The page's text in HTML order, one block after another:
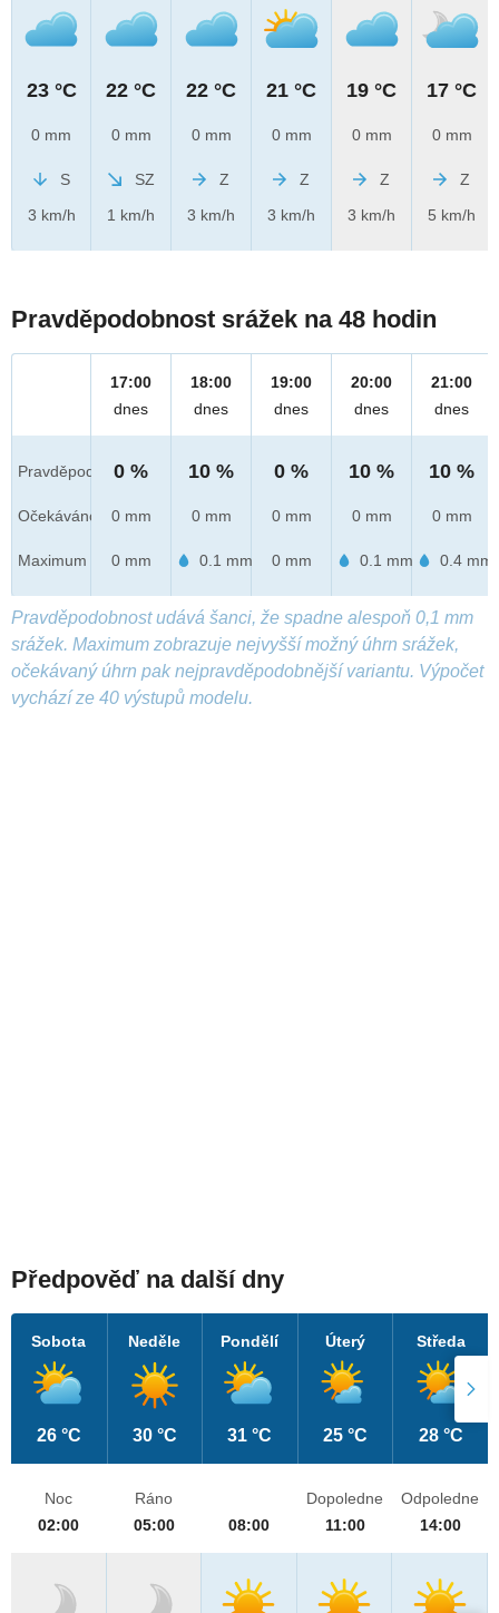
23 °C
0 mm
S
3 km/h
22 °C
0 mm
SZ
1 km/h
22 °C
0 mm
Z
3 km/h
21 °C
0 mm
Z
3 km/h
19 °C
0 mm
Z
3 km/h
17 °C
0 mm
Z
5 km/h
Pravděpodobnost srážek na 48 hodin
Pravděpod.
Očekáváno
Maximum
17:00
dnes
0 %
0 mm
0 mm
18:00
dnes
10 %
0 mm
0.1 mm
19:00
dnes
0 %
0 mm
0 mm
20:00
dnes
10 %
0 mm
0.1 mm
21:00
dnes
10 %
0 mm
0.4 mm
Pravděpodobnost udává šanci, že spadne alespoň 0,1 mm
srážek. Maximum zobrazuje nejvyšší možný úhrn srážek,
očekávaný úhrn pak nejpravděpodobnější variantu. Výpočet
vychází ze 40 výstupů modelu.
Předpověď na další dny
Sobota
26 °C
Neděle
30 °C
Pondělí
31 °C
Úterý
25 °C
Středa
28 °C
Noc
02:00
Ráno
05:00
08:00
Dopoledne
11:00
Odpoledne
14:00